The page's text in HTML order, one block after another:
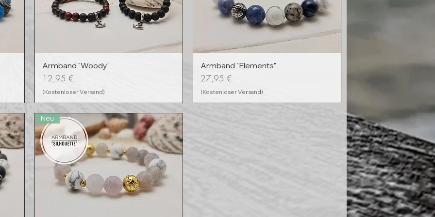
Armband "Woody"
Preis
12,95 €
(Kostenloser Versand)
Armband "Elements"
Preis
27,95 €
(Kostenloser Versand)
Neu